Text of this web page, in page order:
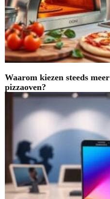
Waarom kiezen steeds
pizzaoven?